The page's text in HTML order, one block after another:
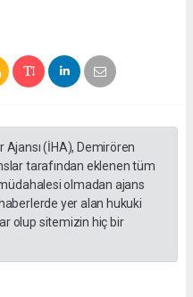
Ajansı (İHA), Demirören
tarafından eklenen tüm
olmadan ajans
yer alan hukuki
olup sitemizin hiç bir